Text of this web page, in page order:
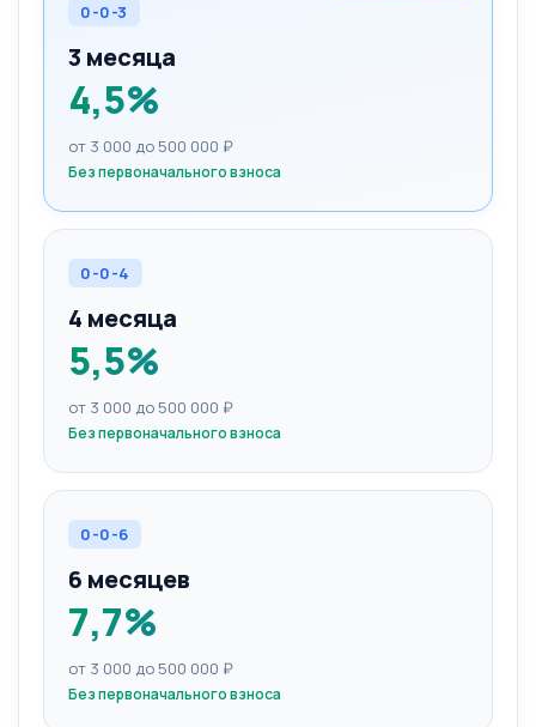
0-0-3
3 месяца
4,5%
от 3 000 до 500 000 ₽
Без первоначального взноса
0-0-4
4 месяца
5,5%
от 3 000 до 500 000 ₽
Без первоначального взноса
0-0-6
6 месяцев
7,7%
от 3 000 до 500 000 ₽
Без первоначального взноса